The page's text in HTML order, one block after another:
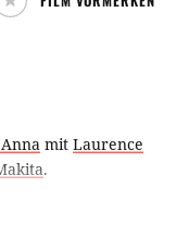
fast ausgestorbene
mit Laurence
.